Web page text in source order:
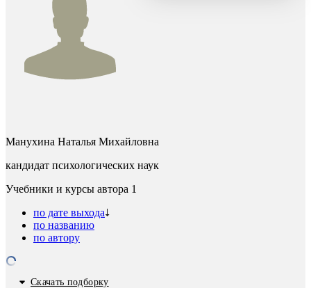
Манухина Наталья Михайловна
кандидат психологических наук
Учебники и курсы автора 1
по дате выхода
по названию
по автору
Скачать подборку